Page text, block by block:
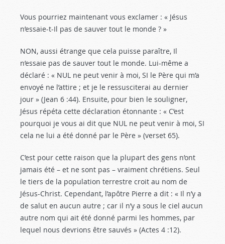
Vous pourriez maintenant vous exclamer : « Jésus
n’essaie-t-Il pas de sauver tout le monde ? »
NON, aussi étrange que cela puisse paraître, Il
n’essaie pas de sauver tout le monde. Lui-même a
déclaré : « NUL ne peut venir à moi, SI le Père qui m’a
envoyé ne l’attire ; et je le ressusciterai au dernier
jour » (Jean 6 :44). Ensuite, pour bien le souligner,
Jésus répéta cette déclaration étonnante : « C’est
pourquoi je vous ai dit que NUL ne peut venir à moi, SI
cela ne lui a été donné par le Père » (verset 65).
C’est pour cette raison que la plupart des gens n’ont
jamais été – et ne sont pas – vraiment chrétiens. Seul
le tiers de la population terrestre croit au nom de
Jésus-Christ. Cependant, l’apôtre Pierre a dit : « Il n’y a
de salut en aucun autre ; car il n’y a sous le ciel aucun
autre nom qui ait été donné parmi les hommes, par
lequel nous devrions être sauvés » (Actes 4 :12).